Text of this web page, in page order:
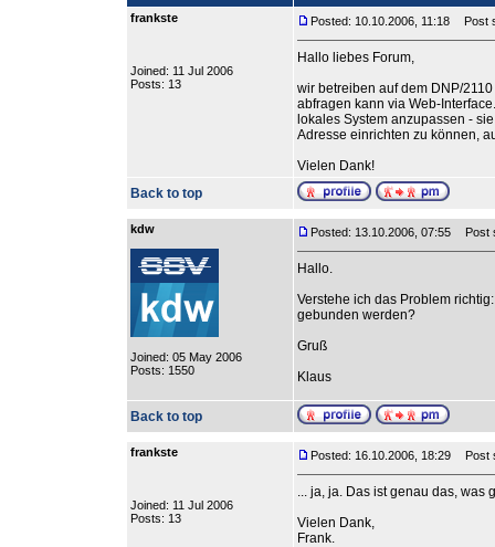
frankste
Joined: 11 Jul 2006
Posts: 13
Posted: 10.10.2006, 11:18 Post
Hallo liebes Forum,
wir betreiben auf dem DNP/
abfragen kann via Web-
lokales System anzupassen -
Adresse einrichten zu können,
Vielen Dank!
Back to top
kdw
Joined: 05 May 2006
Posts: 1550
Posted: 13.10.2006, 07:55 Post
Hallo.
Verstehe ich das Problem
gebunden werden?
Gruß
Klaus
Back to top
frankste
Joined: 11 Jul 2006
Posts: 13
Posted: 16.10.2006, 18:29 Post
... ja, ja. Das ist genau das, was
Vielen Dank,
Frank.